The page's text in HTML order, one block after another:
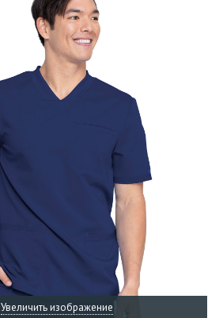
Увеличить изображение